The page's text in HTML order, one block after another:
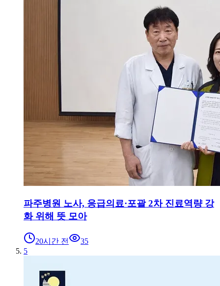
파주병원 노사, 응급의료·포괄 2차 진료역량 강
화 위해 뜻 모아
20시간 전
35
5